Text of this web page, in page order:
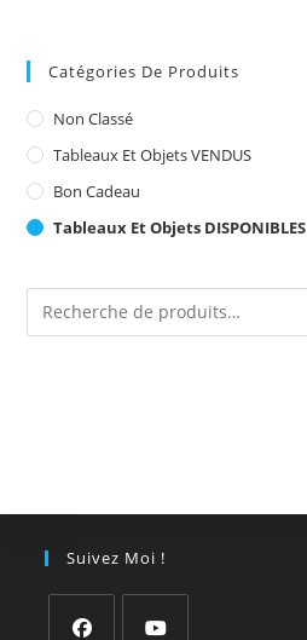
Catégories De Produits
Non Classé
Tableaux Et Objets VENDUS
Bon Cadeau
Tableaux Et Objets DISPONIBLES
Suivez Moi !